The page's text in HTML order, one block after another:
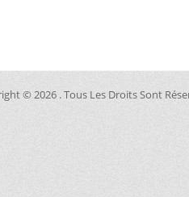
© 2026 . Tous Les Droits Sont